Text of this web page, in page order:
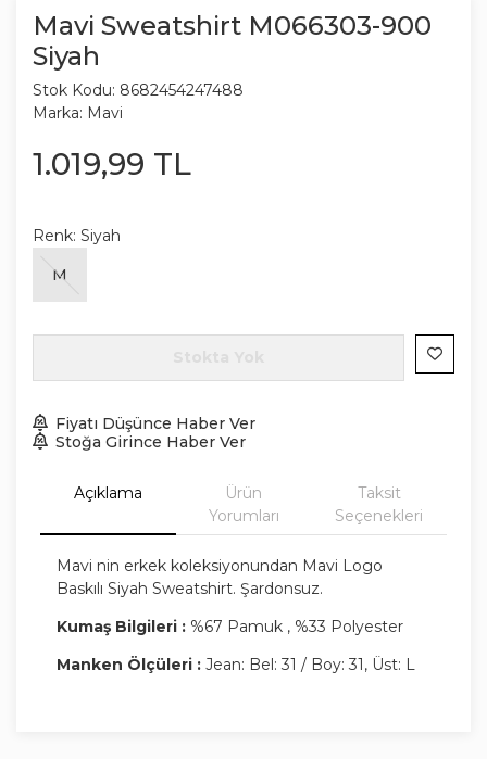
Mavi Sweatshirt M066303-900
Siyah
Stok Kodu: 8682454247488
Marka: Mavi
1.019,99 TL
Renk: Siyah
M
Fiyatı Düşünce Haber Ver
Stoğa Girince Haber Ver
Açıklama
Ürün
Yorumları
Taksit
Seçenekleri
Mavi nin erkek koleksiyonundan Mavi Logo
Baskılı Siyah Sweatshirt. Şardonsuz.
Kumaş Bilgileri :%67 Pamuk , %33 Polyester
Manken Ölçüleri :Jean: Bel: 31 / Boy: 31, Üst: L